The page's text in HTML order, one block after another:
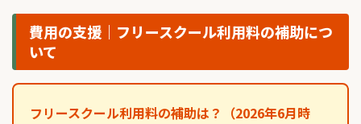
費用の支援｜フリースクール利用料の補助につ
いて
フリースクール利用料の補助は？（2026年6月時